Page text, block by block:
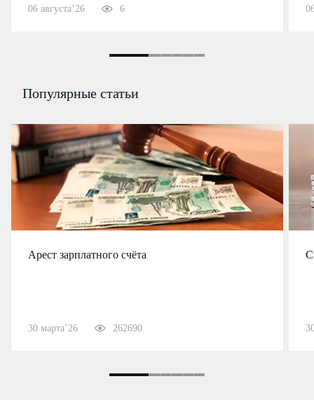
06 августа’26 6
Популярные статьи
Арест зарплатного счёта
30 марта’26 262690